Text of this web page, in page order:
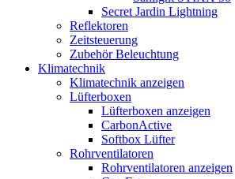
Secret Jardin Lightning
Reflektoren
Zeitsteuerung
Zubehör Beleuchtung
Klimatechnik
Klimatechnik anzeigen
Lüfterboxen
Lüfterboxen anzeigen
CarbonActive
Softbox Lüfter
Rohrventilatoren
Rohrventilatoren anzeigen